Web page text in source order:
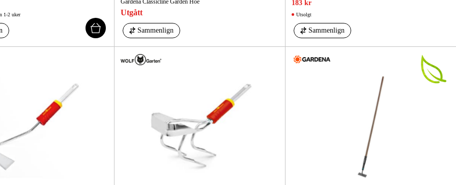
1-2 uker Utgått
Sammenlign
183 kr
Utsolgt
Sammenlign